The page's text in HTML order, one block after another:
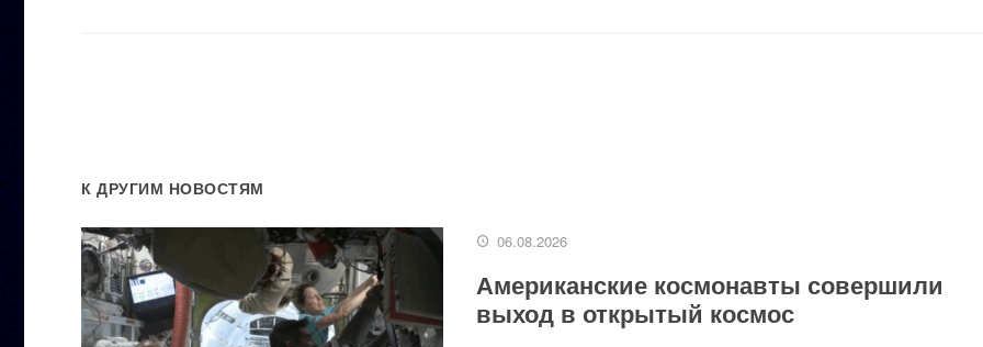
К ДРУГИМ НОВОСТЯМ
06.08.2026
Американские космонавты совершили
выход в открытый космос